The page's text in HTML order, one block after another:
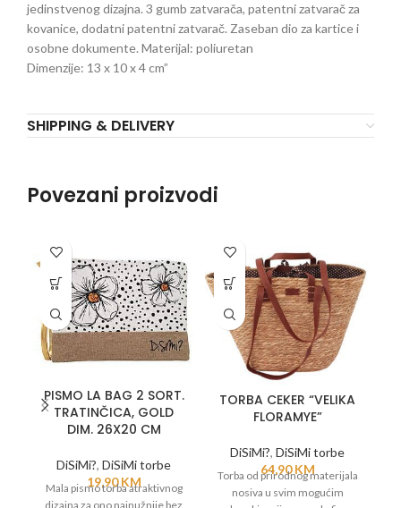
jedinstvenog dizajna. 3 gumb zatvarača, patentni zatvarač za
kovanice, dodatni patentni zatvarač. Zaseban dio za kartice i
osobne dokumente. Materijal: poliuretan
Dimenzije: 13 x 10 x 4 cm”
SHIPPING & DELIVERY
Povezani proizvodi
PISMO LA BAG 2 SORT.
TRATINČICA, GOLD
DIM. 26X20 CM
DiSiMi?, DiSiMi torbe
19,90KM
Mala pismo torba atraktivnog
dizajna za ono najnužnije bez
TORBA CEKER “VELIKA
FLORAMYE”
DiSiMi?, DiSiMi torbe
64,90KM
Torba od prirodnog materijala
nosiva u svim mogućim